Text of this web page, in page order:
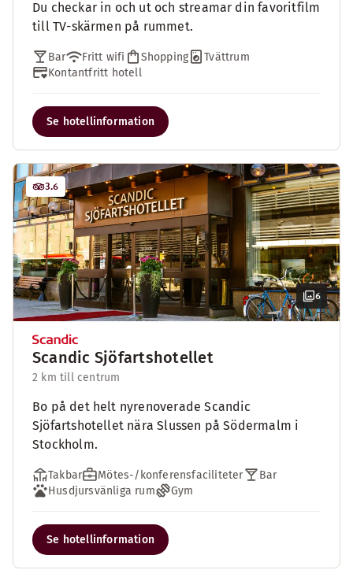
Du checkar in och ut och streamar din favoritfilm
till TV-skärmen på rummet.
Bar Fritt wifi Shopping
Tvättrum
Kontantfritt hotell
Se hotellinformation
6
3.6
Scandic Sjöfartshotellet
2 km till centrum
Bo på det helt nyrenoverade Scandic
Sjöfartshotellet nära Slussen på Södermalm i
Stockholm.
Takbar Mötes-/konferensfaciliteter
Bar
Husdjursvänliga rum
Gym
Se hotellinformation